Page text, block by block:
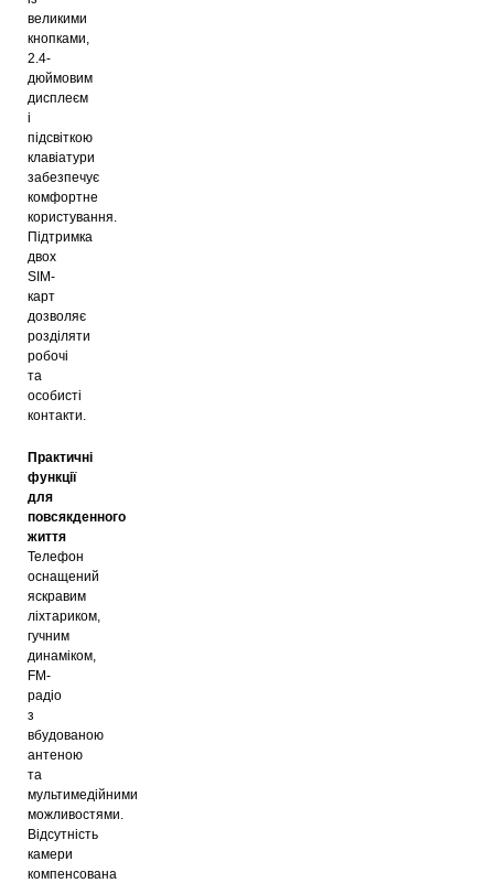
великими
кнопками,
2.4-
дюймовим
дисплеєм
і
підсвіткою
клавіатури
забезпечує
комфортне
користування.
Підтримка
двох
SIM-
карт
дозволяє
розділяти
робочі
та
особисті
контакти.
Практичні
функції
для
повсякденного
життя
Телефон
оснащений
яскравим
ліхтариком,
гучним
динаміком,
FM-
радіо
з
вбудованою
антеною
та
мультимедійними
можливостями.
Відсутність
камери
компенсована